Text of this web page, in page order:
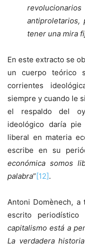
antiproletarios,
tener una mira
En este extracto se
un cuerpo teórico
corrientes
siempre y cuando le
el respaldo del
ideológico daría
liberal en materia
escribe en su
económica somos
palabra”[12].
Antoni Domènech, a
escrito
capitalismo está a
La verdadera